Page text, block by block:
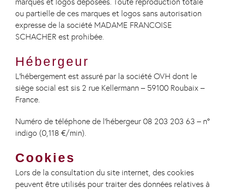
ou partielle de ces marques et logos sans autorisation
expresse de la société MADAME FRANCOISE
SCHACHER est prohibée.
Hébergeur
L’hébergement est assuré par la société OVH dont le
siège social est sis 2 rue Kellermann – 59100 Roubaix –
France.
Numéro de téléphone de l’hébergeur 08 203 203 63 – n°
indigo (0,118 €/min).
Cookies
Lors de la consultation du site internet, des cookies
peuvent être utilisés pour traiter des données relatives à